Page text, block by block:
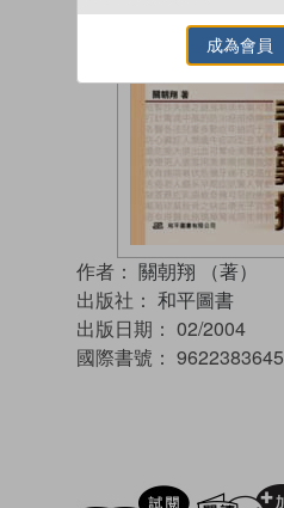
作者： 關朝翔 （著）
出版社： 和平圖書
出版日期： 02/2004
國際書號： 9622383645
試閲
成為會員